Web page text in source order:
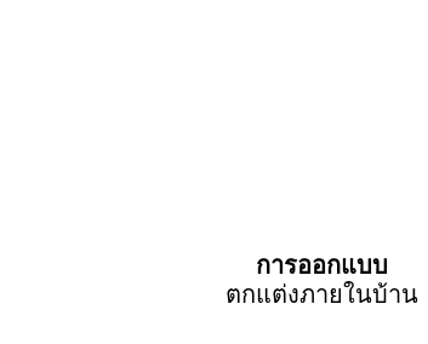
การออกแบบ
ตกแต่งภายในบ้าน